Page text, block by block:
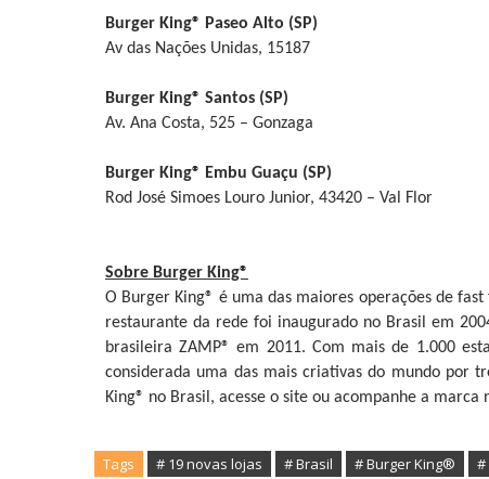
Burger King® Paseo Alto (SP)
Av das Nações Unidas, 15187
Burger King® Santos (SP)
Av. Ana Costa, 525 – Gonzaga
Burger King® Embu Guaçu (SP)
Rod José Simoes Louro Junior, 43420 – Val Flor
Sobre Burger King®
O Burger King® é uma das maiores operações de
restaurante da rede foi inaugurado no Brasil em
brasileira ZAMP® em 2011. Com mais de 1.000
considerada uma das mais criativas do mundo por
King® no Brasil, acesse o site ou acompanhe a marca
Tags # 19 novas lojas # Brasil # Burger King® #